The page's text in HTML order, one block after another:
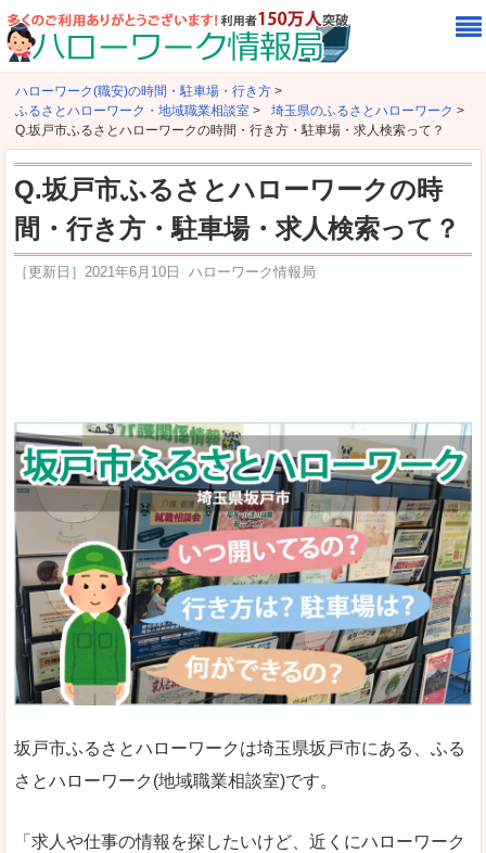
ハローワーク(職安)の時間・駐車場・行き方 >
ふるさとハローワーク・地域職業相談室 > 埼玉県のふるさとハローワーク >
Q.坂戸市ふるさとハローワークの時間・行き方・駐車場・求人検索って？
Q.坂戸市ふるさとハローワークの時
間・行き方・駐車場・求人検索って？
［更新日］ 2021年6月10日 ハローワーク情報局
坂戸市ふるさとハローワークは埼玉県坂戸市にある、ふる
さとハローワーク(地域職業相談室)です。
「求人や仕事の情報を探したいけど、近くにハローワーク